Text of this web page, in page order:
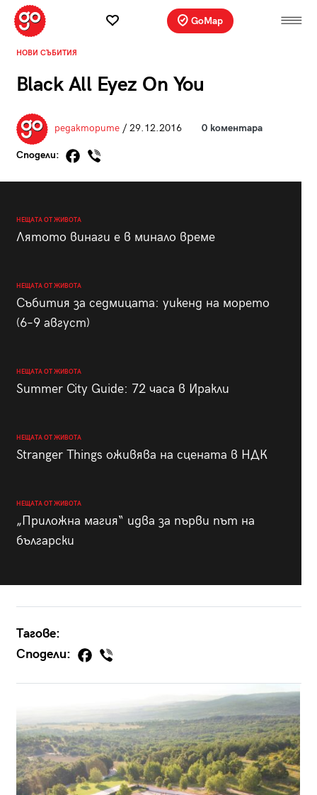
GoMap
НОВИ СЪБИТИЯ
Black All Eyez On You
редакторите/ 29.12.2016 0 коментара
Сподели:
НЕЩАТА ОТ ЖИВОТА
Лятото винаги е в минало време
НЕЩАТА ОТ ЖИВОТА
Събития за седмицата: уикенд на морето
(6–9 август)
НЕЩАТА ОТ ЖИВОТА
Summer City Guide: 72 часа в Иракли
НЕЩАТА ОТ ЖИВОТА
Stranger Things оживява на сцената в НДК
НЕЩАТА ОТ ЖИВОТА
„Приложна магия“ идва за първи път на
български
Тагове:
Сподели: